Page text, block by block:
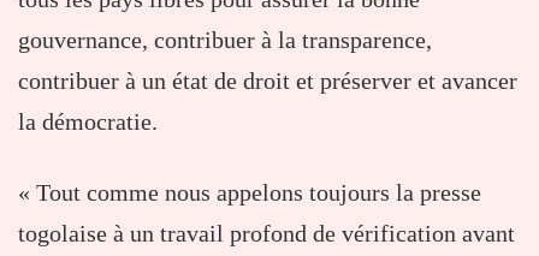
gouvernance, contribuer à la transparence,
contribuer à un état de droit et préserver et avancer
la démocratie.
« Tout comme nous appelons toujours la presse
togolaise à un travail profond de vérification avant